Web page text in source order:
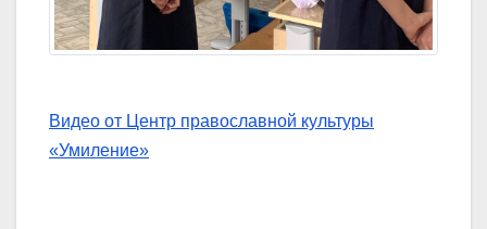
Видео от Центр православной культуры
«Умиление»